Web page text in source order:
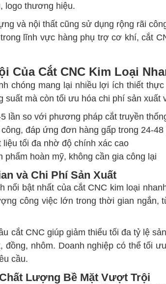
logo thương hiệu.
và nội thất cũng sử dụng rộng rãi
lĩnh vực hàng phụ trợ cơ khí, cắt
Của Cắt CNC Kim Loại
chóng mang lại nhiều lợi ích thiết
suất mà còn tối ưu hóa chi phí sản
lần so với phương pháp cắt truyền
đáp ứng đơn hàng gấp trong 24-
liệu tối đa nhờ độ chính xác cao
phẩm hoàn mỹ, không cần gia công lại
và Chi Phí Sản Xuất
nổi bật nhất của cắt CNC kim loại
công việc lớn trong thời gian ngắn,
cắt CNC giúp giảm thiểu tối đa tỷ lệ
đồng, nhôm. Doanh nghiệp có thể tối
cầu.
Lượng Bề Mặt Vượt Trội